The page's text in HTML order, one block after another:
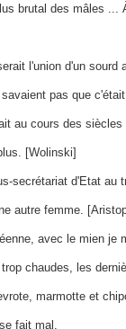
brutal des mâles
l'union d'un sourd
pas que
au cours des siècles
[Wolinski]
secrétariat d'Etat au
autre femme.
avec le mien je
chaudes, les
marmotte et
fait mal.